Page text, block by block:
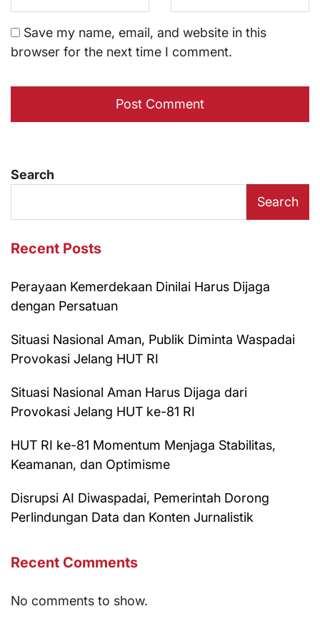
Save my name, email, and website in this
browser for the next time I comment.
Search
Search
Recent Posts
Perayaan Kemerdekaan Dinilai Harus Dijaga
dengan Persatuan
Situasi Nasional Aman, Publik Diminta Waspadai
Provokasi Jelang HUT RI
Situasi Nasional Aman Harus Dijaga dari
Provokasi Jelang HUT ke-81 RI
HUT RI ke-81 Momentum Menjaga Stabilitas,
Keamanan, dan Optimisme
Disrupsi AI Diwaspadai, Pemerintah Dorong
Perlindungan Data dan Konten Jurnalistik
Recent Comments
No comments to show.